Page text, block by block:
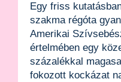
Egy friss
szakma régóta
Amerikai
értelmében egy
százalékkal
fokozott kockázat